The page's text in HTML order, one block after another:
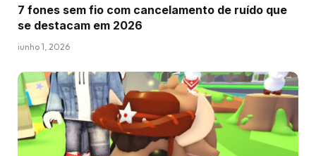
7 fones sem fio com cancelamento de ruído que
se destacam em 2026
junho 1, 2026